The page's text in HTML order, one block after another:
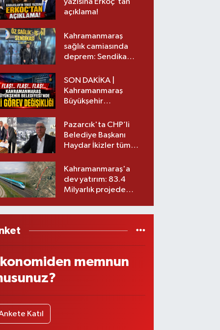
yazısına Erkoç'tan
açıklama!
Kahramanmaraş
sağlık camiasında
deprem: Sendika
SON DAKİKA |
Kahramanmaraş
Büyükşehir
görev değişikliği!
Pazarcık'ta CHP’li
Belediye Başkanı
Haydar İkizler tüm
yeni partisi
Kahramanmaraş'a
dev yatırım: 83.4
Milyarlık projede
memnun
Katıl